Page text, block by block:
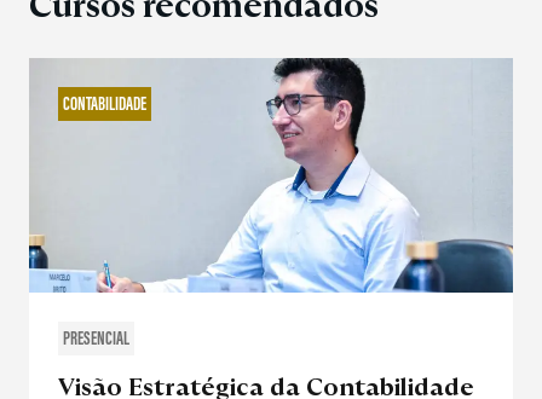
CONTABILIDADE
PRESENCIAL
Visão Estratégica da Contabilidade